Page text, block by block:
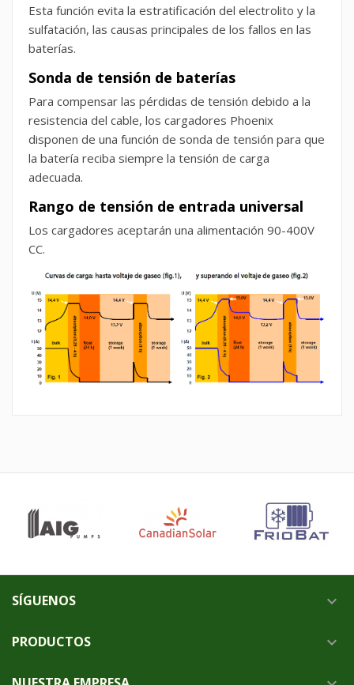
Esta función evita la estratificación del electrolito y la
sulfatación, las causas principales de los fallos en las
baterías.
Sonda de tensión de baterías
Para compensar las pérdidas de tensión debido a la
resistencia del cable, los cargadores Phoenix
disponen de una función de sonda de tensión para que
la batería reciba siempre la tensión de carga
adecuada.
Rango de tensión de entrada universal
Los cargadores aceptarán una alimentación 90-400V
CC.
SÍGUENOS 
PRODUCTOS 